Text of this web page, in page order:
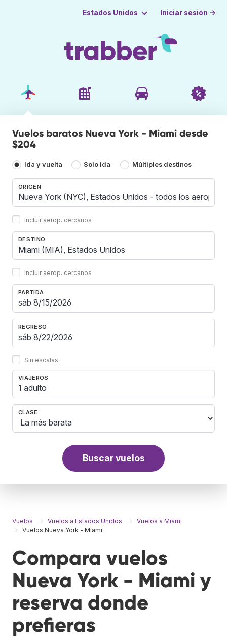
Estados Unidos Iniciar sesión →
Vuelos baratos Nueva York - Miami desde
$204
Ida y vuelta Solo ida Múltiples destinos
ORIGEN
Incluir aerop. cercanos
DESTINO
Incluir aerop. cercanos
PARTIDA
REGRESO
Sin escalas
VIAJEROS
1 adulto
CLASE
Buscar vuelos
Vuelos Vuelos a Estados Unidos
Vuelos a Miami
Vuelos Nueva York - Miami
Compara vuelos
Nueva York - Miami y
reserva donde
prefieras